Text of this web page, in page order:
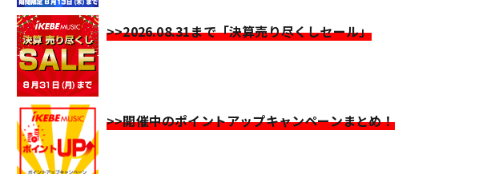
>>2026.08.31まで「決算売り尽くしセール」
>>開催中のポイントアップキャンペーンまとめ！